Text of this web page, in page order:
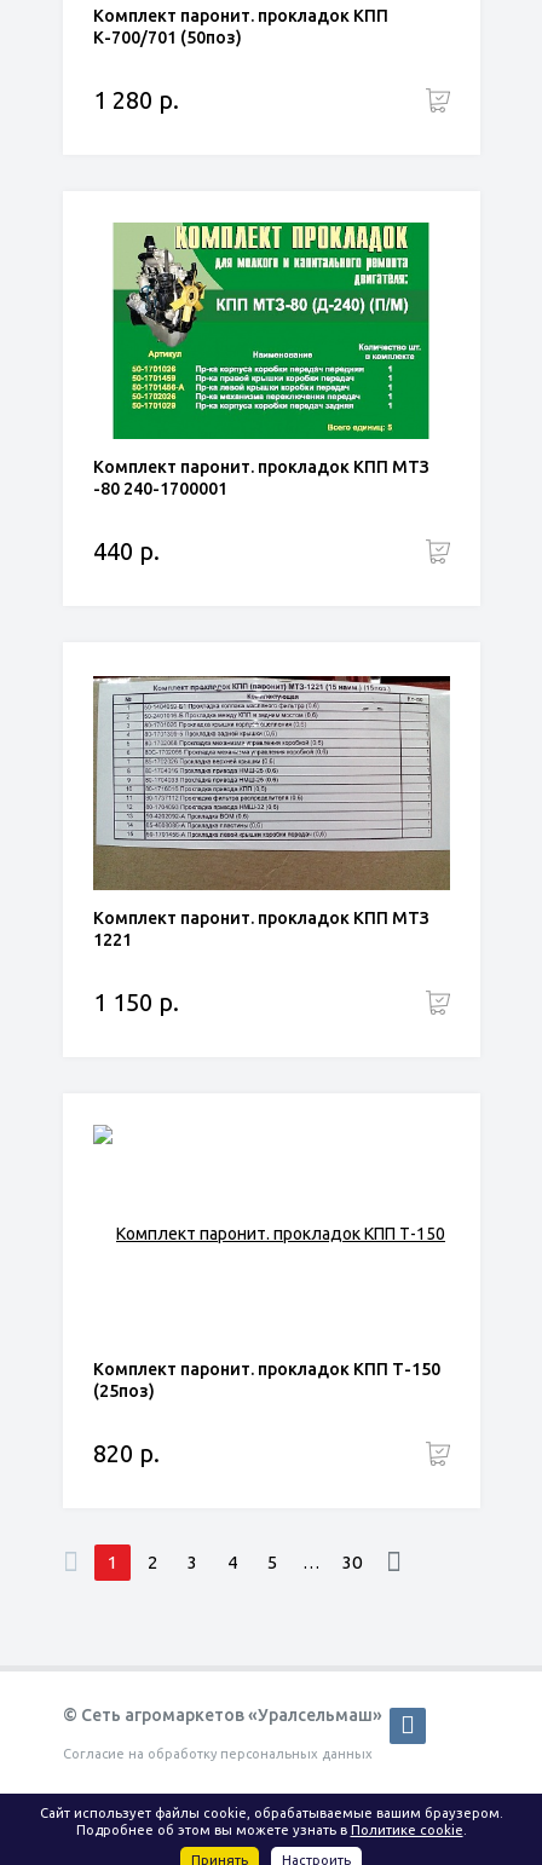
Комплект паронит. прокладок КПП
К-700/701 (50поз)
1 280 р.
Комплект паронит. прокладок КПП МТЗ
-80 240-1700001
440 р.
Комплект паронит. прокладок КПП МТЗ
1221
1 150 р.
Комплект паронит. прокладок КПП Т-150
(25поз)
820 р.
1 2 3 4 5 … 30
© Сеть агромаркетов «Уралсельмаш»
Согласие на обработку персональных данных
ОПЛАТА И ДОСТАВКА
ИНФОРМАЦИЯ
КОНТАКТЫ
Сайт использует файлы cookie, обрабатываемые вашим браузером.
Подробнее об этом вы можете узнать в Политике cookie
Принять Настроить